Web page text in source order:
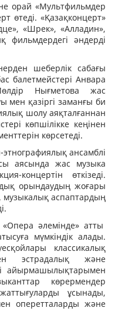
орай «Мультфильмдер
өтеді. «Қазақконцерт»
«Шрек», «Алладин»,
әндерді
шеберлік сабағы
балетмейстері Анвара
Нығметова жас
мен қазіргі заманғы би
шолу аяқталғаннан
көпшілікке кеңінен
көрсетеді.
ансамблі
аясында жас музыка
концертін өткізеді.
орындаудың жоғары
музыкалық аспаптардың
әлемінде» атты
мүмкіндік алады.
классикалық
эстрадалық және
айырмашылықтарымен
көрермендер
ұсынады,
оперетталарды және